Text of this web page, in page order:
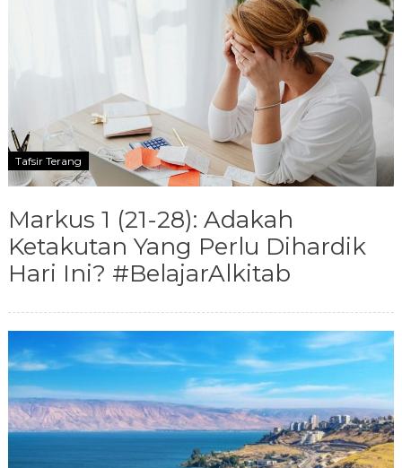
Tafsir Terang
Markus 1 (21-28): Adakah
Ketakutan Yang Perlu Dihardik
Hari Ini? #BelajarAlkitab